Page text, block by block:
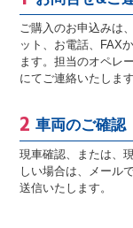
ご購入のお申込みは
ット、お電話、FAX
ます。担当のオペレ
にてご連絡いたします
車両のご確認
現車確認、または、
しい場合は、メール
送信いたします。